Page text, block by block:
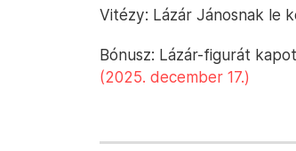
Vitézy: Lázár Jánosnak le
Bónusz: Lázár-figurát
(2025. december 17.)